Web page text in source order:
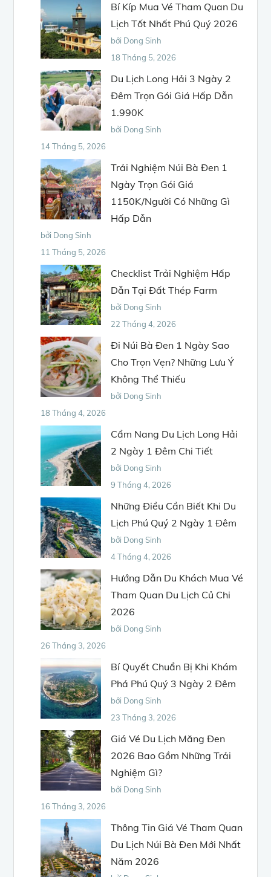
Bí Kíp Mua Vé Tham Quan Du
Lịch Tốt Nhất Phú Quý 2026
bởi Dong Sinh
18 Tháng 5, 2026
Du Lịch Long Hải 3 Ngày 2
Đêm Trọn Gói Giá Hấp Dẫn
1.990K
bởi Dong Sinh
14 Tháng 5, 2026
Trải Nghiệm Núi Bà Đen 1
Ngày Trọn Gói Giá
1150K/Người Có Những Gì
Hấp Dẫn
bởi Dong Sinh
11 Tháng 5, 2026
Checklist Trải Nghiệm Hấp
Dẫn Tại Đất Thép Farm
bởi Dong Sinh
22 Tháng 4, 2026
Đi Núi Bà Đen 1 Ngày Sao
Cho Trọn Vẹn? Những Lưu Ý
Không Thể Thiếu
bởi Dong Sinh
18 Tháng 4, 2026
Cẩm Nang Du Lịch Long Hải
2 Ngày 1 Đêm Chi Tiết
bởi Dong Sinh
9 Tháng 4, 2026
Những Điều Cần Biết Khi Du
Lịch Phú Quý 2 Ngày 1 Đêm
bởi Dong Sinh
4 Tháng 4, 2026
Hướng Dẫn Du Khách Mua Vé
Tham Quan Du Lịch Củ Chi
2026
bởi Dong Sinh
26 Tháng 3, 2026
Bí Quyết Chuẩn Bị Khi Khám
Phá Phú Quý 3 Ngày 2 Đêm
bởi Dong Sinh
23 Tháng 3, 2026
Giá Vé Du Lịch Măng Đen
2026 Bao Gồm Những Trải
Nghiệm Gì?
bởi Dong Sinh
16 Tháng 3, 2026
Thông Tin Giá Vé Tham Quan
Du Lịch Núi Bà Đen Mới Nhất
Năm 2026